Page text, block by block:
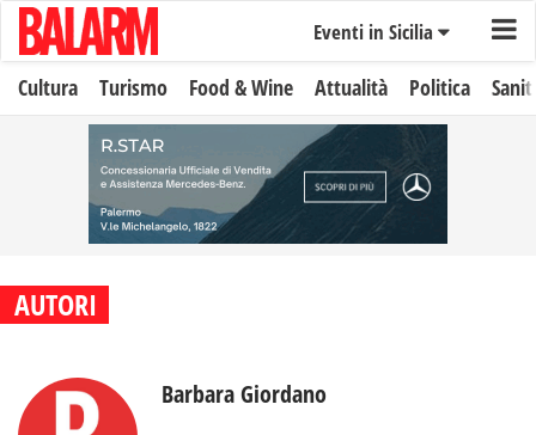
Eventi in Sicilia
Cultura Turismo Food & Wine Attualità Politica
AUTORI
Barbara Giordano